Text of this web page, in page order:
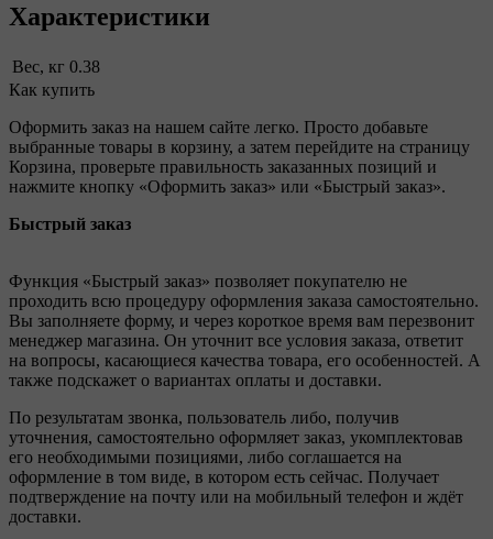
Характеристики
Вес, кг 0.38
Как купить
Оформить заказ на нашем сайте легко. Просто добавьте
выбранные товары в корзину, а затем перейдите на страницу
Корзина, проверьте правильность заказанных позиций и
нажмите кнопку «Оформить заказ» или «Быстрый заказ».
Быстрый заказ
Функция «Быстрый заказ» позволяет покупателю не
проходить всю процедуру оформления заказа самостоятельно.
Вы заполняете форму, и через короткое время вам перезвонит
менеджер магазина. Он уточнит все условия заказа, ответит
на вопросы, касающиеся качества товара, его особенностей. А
также подскажет о вариантах оплаты и доставки.
По результатам звонка, пользователь либо, получив
уточнения, самостоятельно оформляет заказ, укомплектовав
его необходимыми позициями, либо соглашается на
оформление в том виде, в котором есть сейчас. Получает
подтверждение на почту или на мобильный телефон и ждёт
доставки.